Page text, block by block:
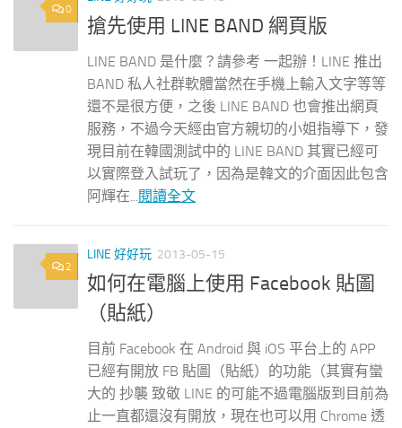
0
搶先使用 LINE BAND 網頁版
LINE BAND 是什麼？請參考 一起辦！LINE 推出
BAND 私人社群軟體當然在手機上輸入文字等等
還不是很方便，之後 LINE BAND 也會推出網頁
服務，不過今天經由官方親切的小姐指導下，發
現目前在韓國測試中的 LINE BAND 其實已經可
以實際登入試玩了，因為是韓文的介面因此包含
阿輝在...
閱讀全文
2
LINE 好好玩 2013-05-15
如何在電腦上使用 Facebook 貼圖
（貼紙）
目前 Facebook 在 Android 與 iOS 平台上的 APP
已經有開放 FB 貼圖（貼紙）的功能（其實有蠻
大的 抄襲 致敬 LINE 的可能不過電腦版到目前為
止一直都還沒有開放，現在也可以用 Chrome 透